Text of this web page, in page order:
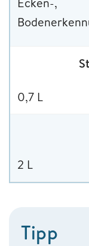
0,7 L
2 L
Tipp